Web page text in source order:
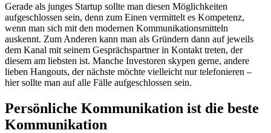
Gerade als junges Startup sollte man diesen Möglichkeiten
aufgeschlossen sein, denn zum Einen vermittelt es Kompetenz,
wenn man sich mit den modernen Kommunikationsmitteln
auskennt. Zum Anderen kann man als Gründern dann auf jeweils
dem Kanal mit seinem Gesprächspartner in Kontakt treten, der
diesem am liebsten ist. Manche Investoren skypen gerne, andere
lieben Hangouts, der nächste möchte vielleicht nur telefonieren –
hier sollte man auf alle Fälle aufgeschlossen sein.
Persönliche Kommunikation ist die beste
Kommunikation